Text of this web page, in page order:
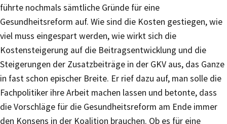
führte nochmals sämtliche Gründe für eine
Gesundheitsreform auf. Wie sind die Kosten gestiegen, wie
viel muss eingespart werden, wie wirkt sich die
Kostensteigerung auf die Beitragsentwicklung und die
Steigerungen der Zusatzbeiträge in der GKV aus, das Ganze
in fast schon epischer Breite. Er rief dazu auf, man solle die
Fachpolitiker ihre Arbeit machen lassen und betonte, dass
die Vorschläge für die Gesundheitsreform am Ende immer
den Konsens in der Koalition brauchen. Ob es für eine